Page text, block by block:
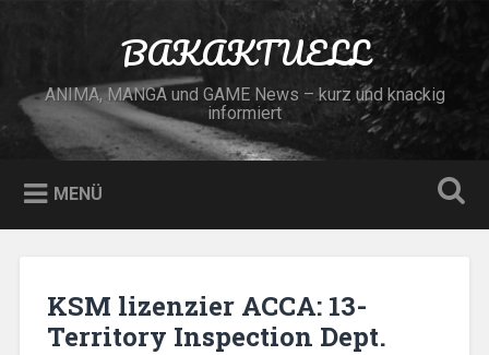
BAKAKTUELL
ANIMA, MANGA und GAME News – kurz und knackig
informiert
MENÜ
KSM lizenzier ACCA: 13-
Territory Inspection Dept.